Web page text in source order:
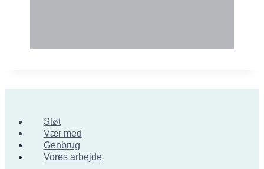
Støt
Vær med
Genbrug
Vores arbejde